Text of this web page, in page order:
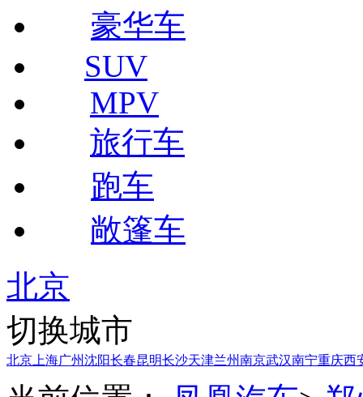
豪华车
SUV
MPV
旅行车
跑车
敞篷车
北京
切换城市
北京 上海广州沈阳长春昆明长沙天津兰州南京武汉南宁重庆西